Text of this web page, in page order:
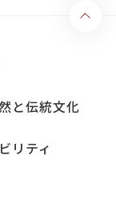
と伝統文化
リティ